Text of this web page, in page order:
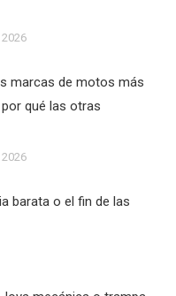
marcas de motos más
qué las otras
barata o el fin de las